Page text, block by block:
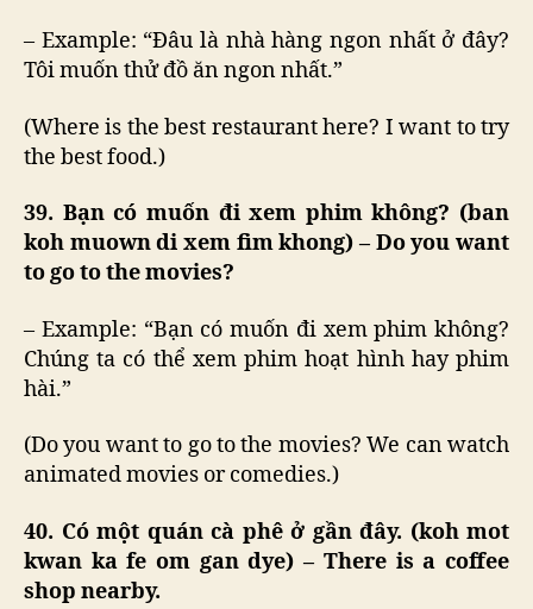
– Example: “Đâu là nhà hàng ngon nhất ở đây?
Tôi muốn thử đồ ăn ngon nhất.”
(Where is the best restaurant here? I want to try
the best food.)
39. Bạn có muốn đi xem phim không? (ban
koh muown di xem fim khong) – Do you want
to go to the movies?
– Example: “Bạn có muốn đi xem phim không?
Chúng ta có thể xem phim hoạt hình hay phim
hài.”
(Do you want to go to the movies? We can watch
animated movies or comedies.)
40. Có một quán cà phê ở gần đây. (koh mot
kwan ka fe om gan dye) – There is a coffee
shop nearby.